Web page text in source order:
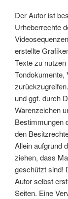
Der Autor ist
Urheberrechte
erstellte
Texte zu
Tondokumente,
und ggf. durch
Warenzeichen
Bestimmungen
den
Allein aufgrund
ziehen, dass
geschützt sind!
Autor selbst
Seiten. Eine